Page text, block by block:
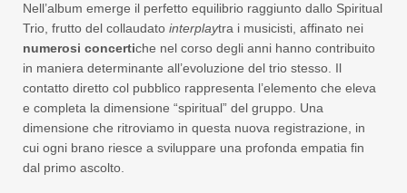
Nell’album emerge il perfetto equilibrio raggiunto dallo Spiritual
Trio, frutto del collaudato interplaytra i musicisti, affinato nei
numerosi concertiche nel corso degli anni hanno contribuito
in maniera determinante all’evoluzione del trio stesso. Il
contatto diretto col pubblico rappresenta l’elemento che eleva
e completa la dimensione “spiritual” del gruppo. Una
dimensione che ritroviamo in questa nuova registrazione, in
cui ogni brano riesce a sviluppare una profonda empatia fin
dal primo ascolto.